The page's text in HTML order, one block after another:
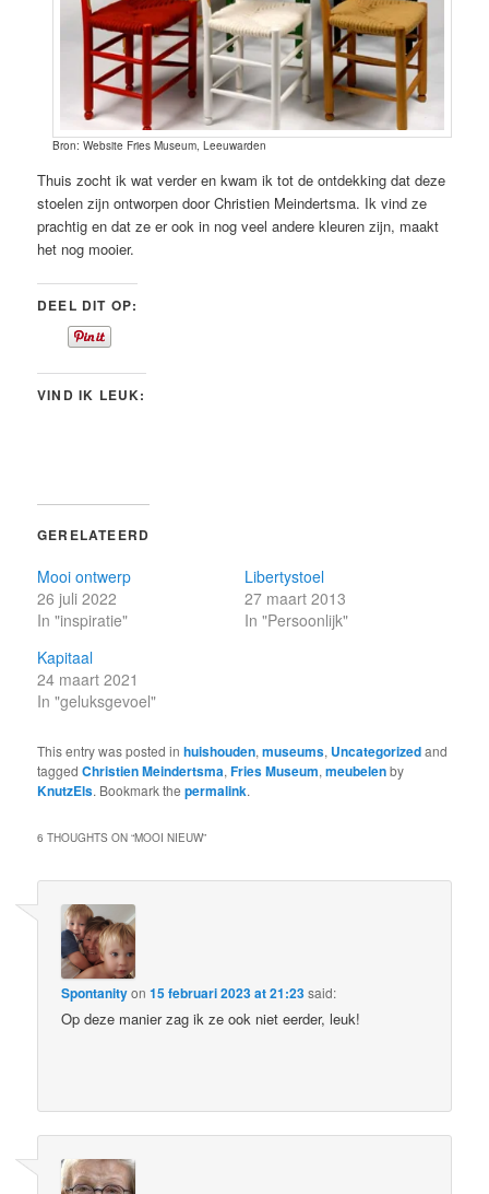
Bron: Website Fries Museum, Leeuwarden
Thuis zocht ik wat verder en kwam ik tot de ontdekking dat deze
stoelen zijn ontworpen door Christien Meindertsma. Ik vind ze
prachtig en dat ze er ook in nog veel andere kleuren zijn, maakt
het nog mooier.
DEEL DIT OP:
VIND IK LEUK:
GERELATEERD
Mooi ontwerp
26 juli 2022
In "inspiratie"
Libertystoel
27 maart 2013
In "Persoonlijk"
Kapitaal
24 maart 2021
In "geluksgevoel"
This entry was posted inhuishouden,museums, Uncategorizedand
taggedChristien Meindertsma,Fries Museum,meubelenby
KnutzEls. Bookmark thepermalink.
6 THOUGHTS ON “MOOI NIEUW”
Spontanityon15 februari 2023 at 21:23said:
Op deze manier zag ik ze ook niet eerder, leuk!